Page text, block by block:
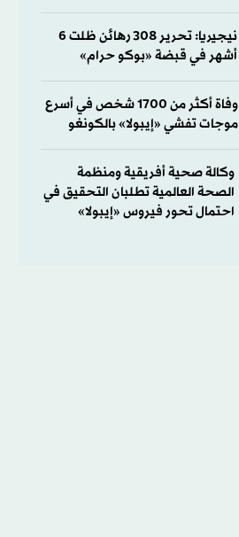
نيجيريا: تحرير 308 رهائن ظلت 6
أشهر في قبضة «بوكو حرام»
وفاة أكثر من 1700 شخص في أسرع
موجات تفشي «إيبولا» بالكونغو
وكالة صحية أفريقية ومنظمة
الصحة العالمية تطلبان التحقيق في
احتمال تحور فيروس «إيبولا»